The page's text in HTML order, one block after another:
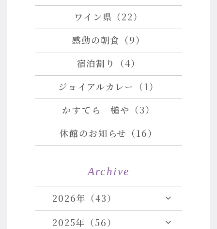
ワイン県（22）
感動の朝食（9）
宿泊割り（4）
ジョイアルカレー（1）
かすてら 槌や（3）
休館のお知らせ（16）
Archive
2026年（43）
2025年（56）